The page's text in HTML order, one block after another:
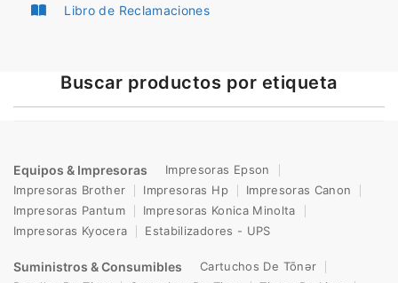
Libro de Reclamaciones
Buscar productos por etiqueta
Equipos & Impresoras
Impresoras Epson
Impresoras Brother
Impresoras Hp
Impresoras Canon
Impresoras Pantum
Impresoras Konica Minolta
Impresoras Kyocera
Estabilizadores - UPS
Suministros & Consumibles
Cartuchos De Tōnər